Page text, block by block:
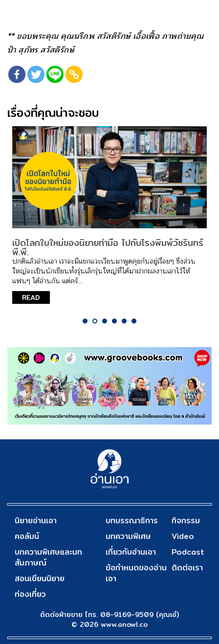
** ขอบพระคุณ คุณนรีภพ สวัสดิรักษ์ เอื้อเฟื้อ ภาพถ่ายคุณ
ป้าสุภัทร สวัสดิรักษ์
เรื่องที่คุณน่าจะชอบ
เปิดโลกใบใหม่ของนิยายทำมือ ไปกับโรงพิมพ์วัชรินทร์
พี.พี.
ปกติแล้วอ่านเอา เราจะมีแขกแวะเวียนมาพูดคุยกันอยู่เรื่อยๆ ซึ่งส่วน
ใหญ่จะเป็นนักเขียนทั้งรุ่นเล็กรุ่นใหญ่ที่ได้มาฝากผลงานเอาไว้ให้
แฟนๆ ได้อ่านกัน แต่ครั...
READ
นิยายอ่านเอา
คอลัมน์
บทความพิเศษและบท
สัมภาษณ์
สอนเขียนนิยาย
ท่องเที่ยว
บทบรรณาธิการ
บทความพิเศษ
เกี่ยวกับอ่านเอา
ข้อกำหนดของอ่าน
เอา
กิจกรรม
Video
Podcast
ติดต่อเรา
ติดต่อฝ่ายขาย โทร. 08-9169-9509 (คุณเอ๋)
© 2026 www.anowl.co